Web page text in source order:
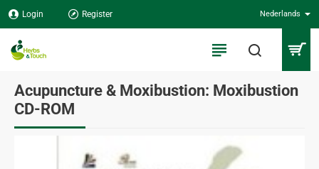
Login Register Nederlands
Acupuncture & Moxibustion: Moxibustion
CD-ROM